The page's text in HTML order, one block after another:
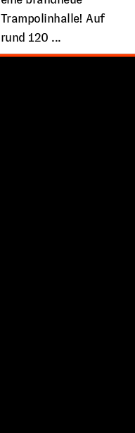
Trampolinhalle! Auf
rund 120 ...